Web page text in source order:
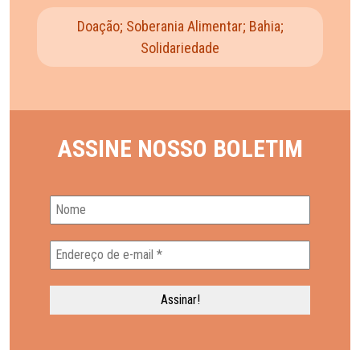
Doação; Soberania Alimentar; Bahia;
Solidariedade
ASSINE NOSSO BOLETIM